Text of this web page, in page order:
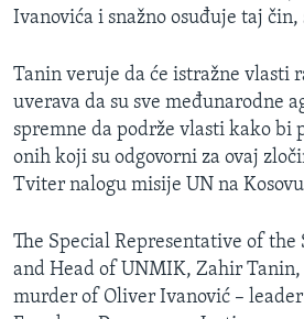
Ivanovića i snažno osuđuje taj
Tanin veruje da će istražne vlasti
uverava da su sve međunarodne
spremne da podrže vlasti kako bi
onih koji su odgovorni za ovaj
Tviter nalogu misije UN na
The Special Representative of
and Head of UNMIK, Zahir Tanin,
murder of Oliver Ivanović –